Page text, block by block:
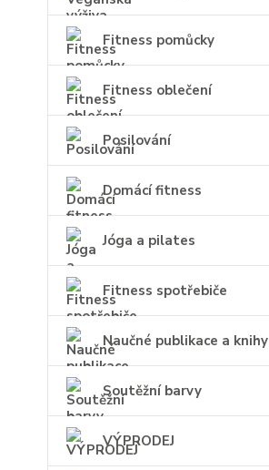
Fitness pomůcky
Fitness oblečení
Posilování
Domácí fitness
Jóga a pilates
Fitness spotřebiče
Naučné publikace a knihy
Soutěžní barvy
VÝPRODEJ